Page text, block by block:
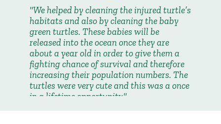
We helped by cleaning the injured turtle’s
habitats and also by cleaning the baby
green turtles. These babies will be
released into the ocean once they are
about a year old in order to give them a
fighting chance of survival and therefore
increasing their population numbers. The
turtles were very cute and this was a once
in a lifetime opportunity.